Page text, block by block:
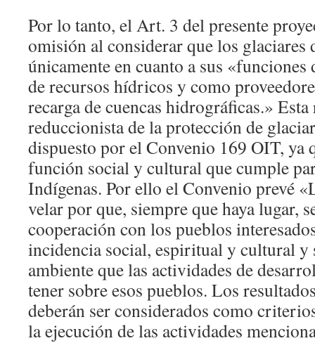
Por lo tanto, el Art. 3 del presente
omisión al considerar que los glaciares
únicamente en cuanto a sus «funciones
de recursos hídricos y como
recarga de cuencas hidrográficas.»
reduccionista de la protección de
dispuesto por el Convenio 169 OIT, ya
función social y cultural que cumple
Indígenas. Por ello el Convenio prevé
velar por que, siempre que haya lugar,
cooperación con los pueblos
incidencia social, espiritual y cultural y
ambiente que las actividades de
tener sobre esos pueblos. Los
deberán ser considerados como
la ejecución de las actividades